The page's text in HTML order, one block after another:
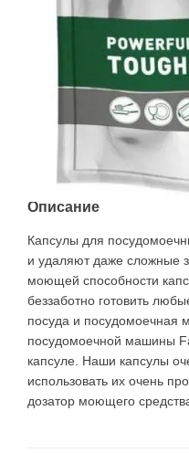
Описание
Капсулы для
и удаляют даже сложные
моющей способности
беззаботно готовить
посуда и посудомоечная
посудомоечной машины
капсуле. Наши капсулы
использовать их очень
дозатор моющего